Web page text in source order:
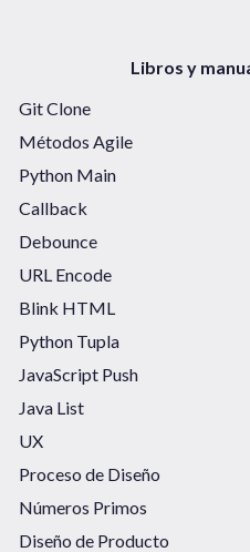
Libros y
Git Clone
Métodos Agile
Python Main
Callback
Debounce
URL Encode
Blink HTML
Python Tupla
JavaScript Push
Java List
UX
Proceso de Diseño
Números Primos
Diseño de Producto